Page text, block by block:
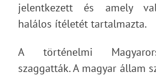
jelentkezett és amely
halálos ítéletét tartalmazta.
A történelmi
szaggatták. A magyar állam